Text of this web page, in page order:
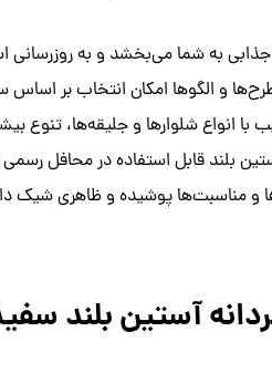
به شما می‌بخشد و به روزرسانی
و الگوها امکان انتخاب بر اساس
با انواع شلوارها و جلیقه‌ها، تنوع
بلند قابل استفاده در محافل
و مناسبت‌ها پوشیده و ظاهری شیک
آستین بلند